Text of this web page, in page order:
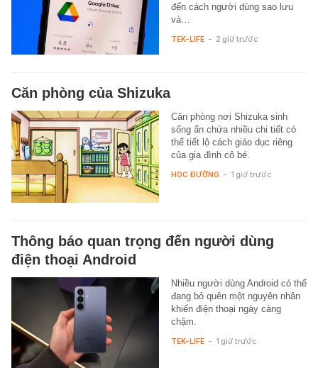
đến cách người dùng sao lưu
và…
TEK-LIFE - 2 giờ trước
Căn phòng của Shizuka
Căn phòng nơi Shizuka sinh
sống ẩn chứa nhiều chi tiết có
thể tiết lộ cách giáo dục riêng
của gia đình cô bé.
HỌC ĐƯỜNG - 1 giờ trước
Thông báo quan trọng đến người dùng
điện thoại Android
Nhiều người dùng Android có thể
đang bỏ quên một nguyên nhân
khiến điện thoại ngày càng
chậm.
TEK-LIFE - 1 giờ trước